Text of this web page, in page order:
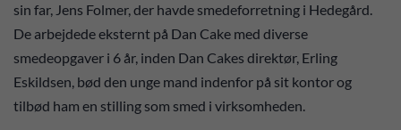
sin far, Jens Folmer, der havde smedeforretning i Hedegård.
De arbejdede eksternt på Dan Cake med diverse
smedeopgaver i 6 år, inden Dan Cakes direktør, Erling
Eskildsen, bød den unge mand indenfor på sit kontor og
tilbød ham en stilling som smed i virksomheden.